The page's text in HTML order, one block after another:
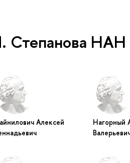
Степанова НАН
Алексей
Нагорный